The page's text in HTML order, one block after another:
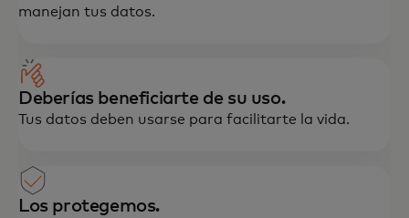
manejan tus datos.
Deberías beneficiarte de su uso.
Tus datos deben usarse para facilitarte la vida.
Los protegemos.